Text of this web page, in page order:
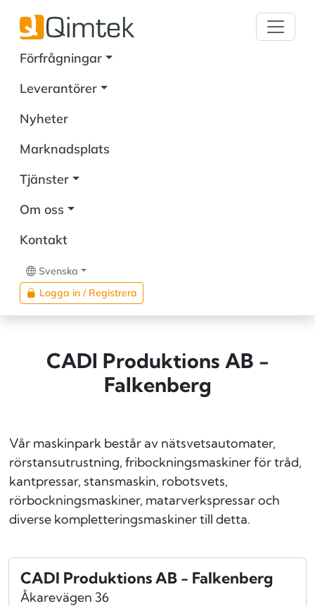
Förfrågningar
Leverantörer
Nyheter
Marknadsplats
Tjänster
Om oss
Kontakt
Svenska
Logga in / Registrera
CADI Produktions AB -
Falkenberg
Vår maskinpark består av nätsvetsautomater,
rörstansutrustning, fribockningsmaskiner för tråd,
kantpressar, stansmaskin, robotsvets,
rörbockningsmaskiner, matarverkspressar och
diverse kompletteringsmaskiner till detta.
CADI Produktions AB - Falkenberg
Åkarevägen 36